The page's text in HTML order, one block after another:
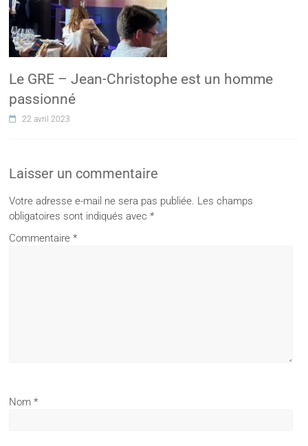
Le GRE – Jean-Christophe est un homme
passionné
22 avril 2023
Laisser un commentaire
Votre adresse e-mail ne sera pas publiée. Les champs
obligatoires sont indiqués avec*
Commentaire*
Nom*